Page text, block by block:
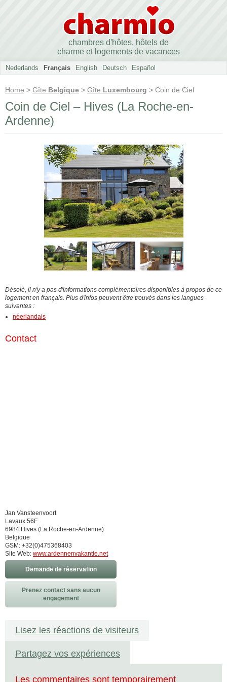
chambres d'hôtes, hôtels de
charme et logements de vacances
Nederlands Français English Deutsch Español
Home > Gîte Belgique > Gîte Luxembourg > Coin de Ciel
Coin de Ciel – Hives (La Roche-en-
Ardenne)
Désolé, il n'y a pas d'informations complémentaires disponibles à propos de ce
logement en français. Plus d'infos peuvent être trouvés dans les langues
suivantes :
néerlandais
Contact
Jan Vansteenvoort
Lavaux 56F
6984 Hives (La Roche-en-Ardenne)
Belgique
GSM: +32(0)475368403
Site Web: www.ardennenvakantie.net
Demande de réservation
Prenez contact sans aucun
engagement
Lisez les réactions de visiteurs
Partagez vos expériences
Les commentaires sont temporairement